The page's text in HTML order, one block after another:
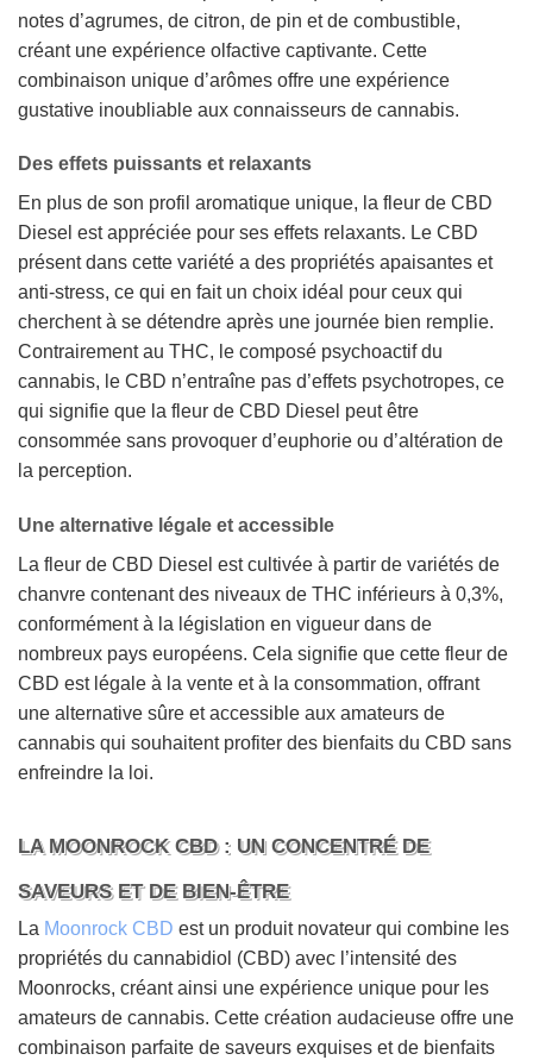
notes d’agrumes, de citron, de pin et de combustible,
créant une expérience olfactive captivante. Cette
combinaison unique d’arômes offre une expérience
gustative inoubliable aux connaisseurs de cannabis.
Des effets puissants et relaxants
En plus de son profil aromatique unique, la fleur de CBD
Diesel est appréciée pour ses effets relaxants. Le CBD
présent dans cette variété a des propriétés apaisantes et
anti-stress, ce qui en fait un choix idéal pour ceux qui
cherchent à se détendre après une journée bien remplie.
Contrairement au THC, le composé psychoactif du
cannabis, le CBD n’entraîne pas d’effets psychotropes, ce
qui signifie que la fleur de CBD Diesel peut être
consommée sans provoquer d’euphorie ou d’altération de
la perception.
Une alternative légale et accessible
La fleur de CBD Diesel est cultivée à partir de variétés de
chanvre contenant des niveaux de THC inférieurs à 0,3%,
conformément à la législation en vigueur dans de
nombreux pays européens. Cela signifie que cette fleur de
CBD est légale à la vente et à la consommation, offrant
une alternative sûre et accessible aux amateurs de
cannabis qui souhaitent profiter des bienfaits du CBD sans
enfreindre la loi.
LA MOONROCK CBD : UN CONCENTRÉ DE
SAVEURS ET DE BIEN-ÊTRE
La Moonrock CBD est un produit novateur qui combine les
propriétés du cannabidiol (CBD) avec l’intensité des
Moonrocks, créant ainsi une expérience unique pour les
amateurs de cannabis. Cette création audacieuse offre une
combinaison parfaite de saveurs exquises et de bienfaits